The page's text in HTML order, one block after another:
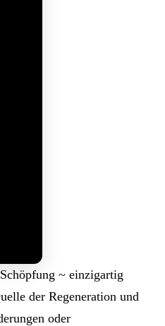
~ einzigartig
der Regeneration und
oder